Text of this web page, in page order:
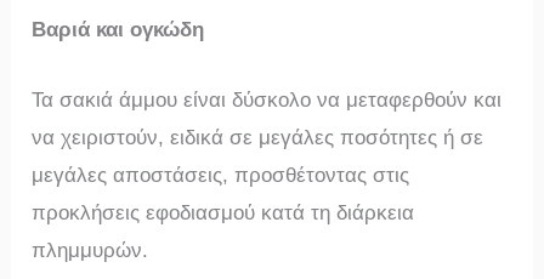
Βαριά και ογκώδη
Τα σακιά άμμου είναι δύσκολο να μεταφερθούν και
να χειριστούν, ειδικά σε μεγάλες ποσότητες ή σε
μεγάλες αποστάσεις, προσθέτοντας στις
προκλήσεις εφοδιασμού κατά τη διάρκεια
πλημμυρών.